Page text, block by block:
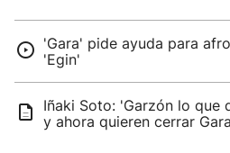
'Gara' pide ayuda para
'Egin'
Iñaki Soto: 'Garzón lo que
y ahora quieren cerrar